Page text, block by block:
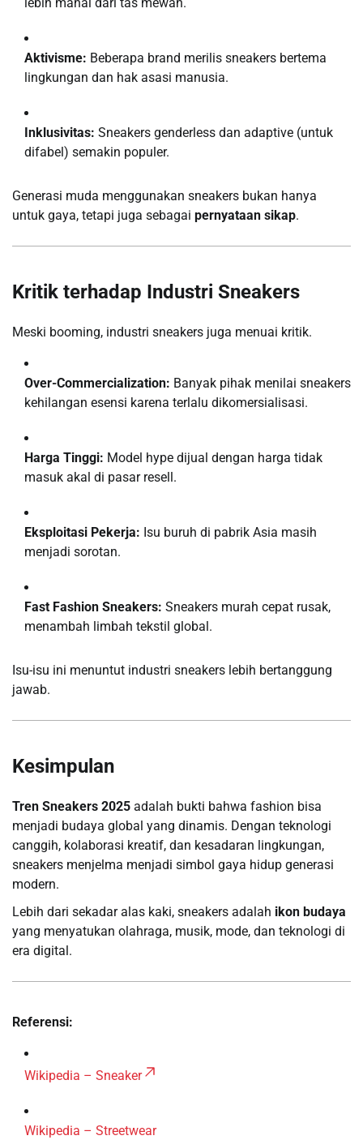
Aktivisme: Beberapa brand merilis sneakers bertema
lingkungan dan hak asasi manusia.
Inklusivitas: Sneakers genderless dan adaptive (untuk
difabel) semakin populer.
Generasi muda menggunakan sneakers bukan hanya
untuk gaya, tetapi juga sebagai pernyataan sikap.
Kritik terhadap Industri Sneakers
Meski booming, industri sneakers juga menuai kritik.
Over-Commercialization: Banyak pihak menilai sneakers
kehilangan esensi karena terlalu dikomersialisasi.
Harga Tinggi: Model hype dijual dengan harga tidak
masuk akal di pasar resell.
Eksploitasi Pekerja: Isu buruh di pabrik Asia masih
menjadi sorotan.
Fast Fashion Sneakers: Sneakers murah cepat rusak,
menambah limbah tekstil global.
Isu-isu ini menuntut industri sneakers lebih bertanggung
jawab.
Kesimpulan
Tren Sneakers 2025 adalah bukti bahwa fashion bisa
menjadi budaya global yang dinamis. Dengan teknologi
canggih, kolaborasi kreatif, dan kesadaran lingkungan,
sneakers menjelma menjadi simbol gaya hidup generasi
modern.
Lebih dari sekadar alas kaki, sneakers adalah ikon budaya
yang menyatukan olahraga, musik, mode, dan teknologi di
era digital.
Referensi:
Wikipedia – Sneaker
Wikipedia – Streetwear